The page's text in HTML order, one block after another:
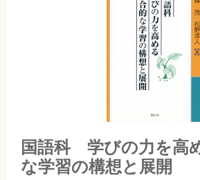
国語科 学びの力を高
な学習の構想と展開